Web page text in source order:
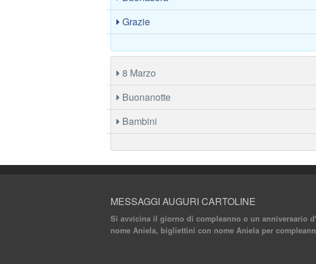
Grazie
8 Marzo
Buonanotte
Bambini
MESSAGGI AUGURI CARTOLINE
Si avvicina il giorno di compleanno o un anniversario
nome Aniela, bigliettini con nome Aniela per